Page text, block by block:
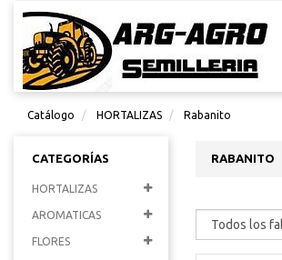
Catálogo HORTALIZAS Rabanito
CATEGORÍAS
HORTALIZAS
AROMATICAS
FLORES
RABANITO